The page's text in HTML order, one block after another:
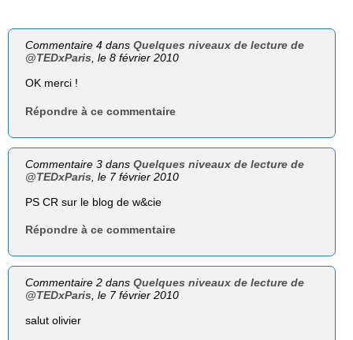
Commentaire 4 dansQuelques niveaux de lecture de
@TEDxParis, le 8 février 2010
OK merci !
Répondre à ce commentaire
Commentaire 3 dansQuelques niveaux de lecture de
@TEDxParis , le 7 février 2010
PS CR sur le blog de w&cie
Répondre à ce commentaire
Commentaire 2 dansQuelques niveaux de lecture de
@TEDxParis , le 7 février 2010
salut olivier